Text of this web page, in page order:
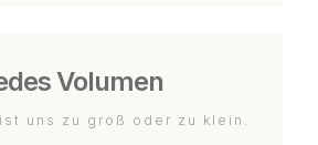
Volumen
uns zu groß oder zu klein.